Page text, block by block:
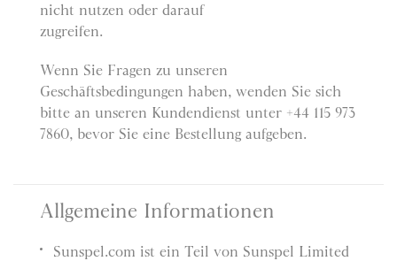
nicht nutzen oder darauf
zugreifen.
Wenn Sie Fragen zu unseren
Geschäftsbedingungen haben, wenden Sie sich
bitte an unseren Kundendienst unter +44 115 973
7860, bevor Sie eine Bestellung aufgeben.
Allgemeine Informationen
Sunspel.com ist ein Teil von Sunspel Limited